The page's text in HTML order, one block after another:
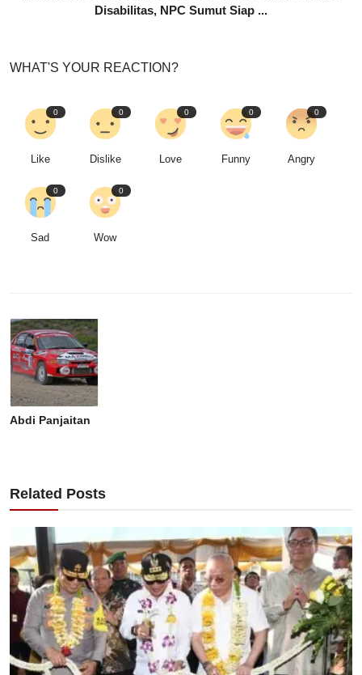
Disabilitas, NPC Sumut Siap ...
WHAT'S YOUR REACTION?
0
Like
0
Dislike
0
Love
0
Funny
0
Angry
0
Sad
0
Wow
Abdi Panjaitan
Related Posts